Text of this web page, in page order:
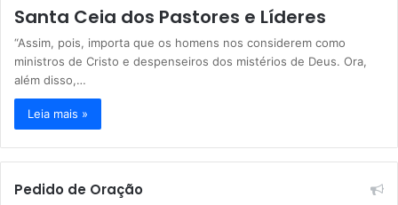
Santa Ceia dos Pastores e Líderes
“Assim, pois, importa que os homens nos considerem como
ministros de Cristo e despenseiros dos mistérios de Deus. Ora,
além disso,…
Leia mais »
Pedido de Oração